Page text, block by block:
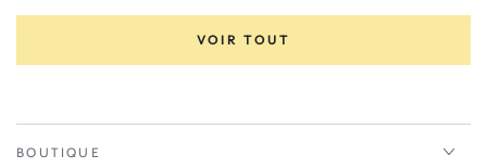
VOIR TOUT
BOUTIQUE